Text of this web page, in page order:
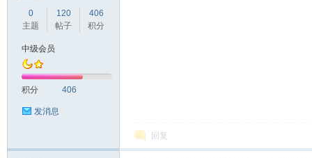
0
主题
120
帖子
406
积分
中级会员
积分 406
发消息
回复